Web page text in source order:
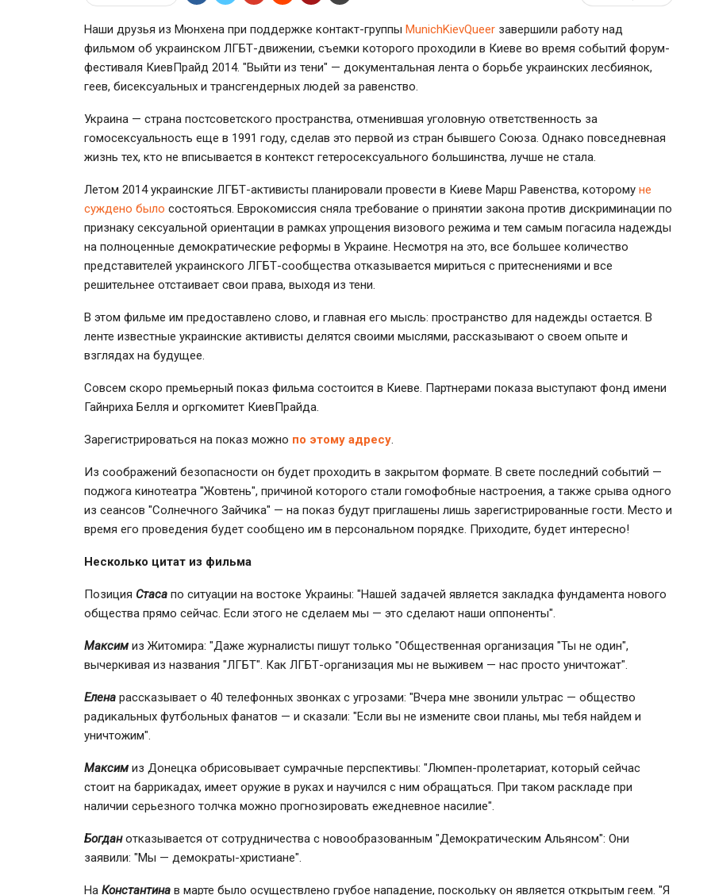
Наши друзья из Мюнхена при поддержке контакт-группы MunichKievQueer завершили работу над
фильмом об украинском ЛГБТ-движении, съемки которого проходили в Киеве во время событий форум-
фестиваля КиевПрайд 2014. "Выйти из тени" — документальная лента о борьбе украинских лесбиянок,
геев, бисексуальных и трансгендерных людей за равенство.
Украина — страна постсоветского пространства, отменившая уголовную ответственность за
гомосексуальность еще в 1991 году, сделав это первой из стран бывшего Союза. Однако повседневная
жизнь тех, кто не вписывается в контекст гетеросексуального большинства, лучше не стала.
Летом 2014 украинские ЛГБТ-активисты планировали провести в Киеве Марш Равенства, которому не
суждено было состояться. Еврокомиссия сняла требование о принятии закона против дискриминации по
признаку сексуальной ориентации в рамках упрощения визового режима и тем самым погасила надежды
на полноценные демократические реформы в Украине. Несмотря на это, все большее количество
представителей украинского ЛГБТ-сообщества отказывается мириться с притеснениями и все
решительнее отстаивает свои права, выходя из тени.
В этом фильме им предоставлено слово, и главная его мысль: пространство для надежды остается. В
ленте известные украинские активисты делятся своими мыслями, рассказывают о своем опыте и
взглядах на будущее.
Совсем скоро премьерный показ фильма состоится в Киеве. Партнерами показа выступают фонд имени
Гайнриха Белля и оргкомитет КиевПрайда.
Зарегистрироваться на показ можно по этому адресу
Из соображений безопасности он будет проходить в закрытом формате. В свете последний событий —
поджога кинотеатра "Жовтень", причиной которого стали гомофобные настроения, а также срыва одного
из сеансов "Солнечного Зайчика" — на показ будут приглашены лишь зарегистрированные гости. Место и
время его проведения будет сообщено им в персональном порядке. Приходите, будет интересно!
Несколько цитат из фильма
Позиция Стаса по ситуации на востоке Украины: "Нашей задачей является закладка фундамента нового
общества прямо сейчас. Если этого не сделаем мы — это сделают наши оппоненты".
Максим из Житомира: "Даже журналисты пишут только "Общественная организация "Ты не один",
вычеркивая из названия "ЛГБТ". Как ЛГБТ-организация мы не выживем — нас просто уничтожат".
Елена рассказывает о 40 телефонных звонках с угрозами: "Вчера мне звонили ультрас — общество
радикальных футбольных фанатов — и сказали: "Если вы не измените свои планы, мы тебя найдем и
уничтожим".
Максим из Донецка обрисовывает сумрачные перспективы: "Люмпен-пролетариат, который сейчас
стоит на баррикадах, имеет оружие в руках и научился с ним обращаться. При таком раскладе при
наличии серьезного толчка можно прогнозировать ежедневное насилие".
Богданотказывается от сотрудничества с новообразованным "Демократическим Альянсом": Они
заявили: "Мы — демократы-христиане".
На Константина в марте было осуществлено грубое нападение, поскольку он является открытым геем. "Я